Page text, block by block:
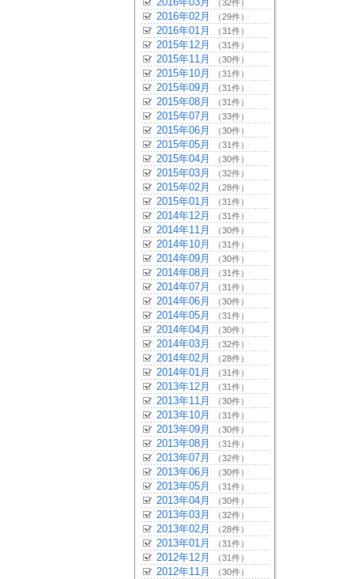
（32件）
2016年02月 （29件）
2016年01月 （31件）
2015年12月 （31件）
2015年11月 （30件）
2015年10月 （31件）
2015年09月 （31件）
2015年08月 （31件）
2015年07月 （33件）
2015年06月 （30件）
2015年05月 （31件）
2015年04月 （30件）
2015年03月 （32件）
2015年02月 （28件）
2015年01月 （31件）
2014年12月 （31件）
2014年11月 （30件）
2014年10月 （31件）
2014年09月 （30件）
2014年08月 （31件）
2014年07月 （31件）
2014年06月 （30件）
2014年05月 （31件）
2014年04月 （30件）
2014年03月 （32件）
2014年02月 （28件）
2014年01月 （31件）
2013年12月 （31件）
2013年11月 （30件）
2013年10月 （31件）
2013年09月 （30件）
2013年08月 （31件）
2013年07月 （32件）
2013年06月 （30件）
2013年05月 （31件）
2013年04月 （30件）
2013年03月 （32件）
2013年02月 （28件）
2013年01月 （31件）
2012年12月 （31件）
2012年11月 （30件）